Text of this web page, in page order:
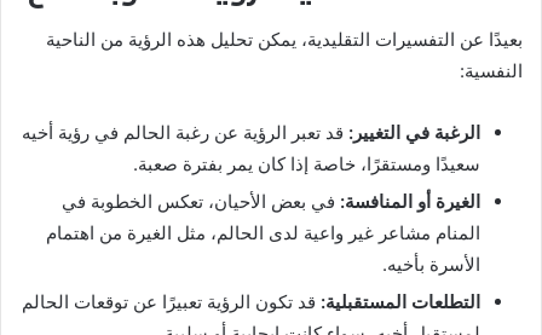
بعيدًا عن التفسيرات التقليدية، يمكن تحليل هذه الرؤية من الناحية
النفسية:
الرغبة في التغيير: قد تعبر الرؤية عن رغبة الحالم في رؤية أخيه
سعيدًا ومستقرًا، خاصة إذا كان يمر بفترة صعبة.
الغيرة أو المنافسة: في بعض الأحيان، تعكس الخطوبة في
المنام مشاعر غير واعية لدى الحالم، مثل الغيرة من اهتمام
الأسرة بأخيه.
التطلعات المستقبلية: قد تكون الرؤية تعبيرًا عن توقعات الحالم